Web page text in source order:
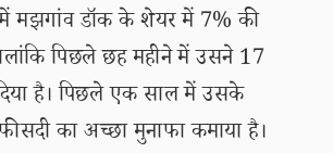
मझगांव डॉक के शेयर में 7% की
पिछले छह महीने में उसने 17
दिया है। पिछले एक साल में उसके
का अच्छा मुनाफा कमाया है।